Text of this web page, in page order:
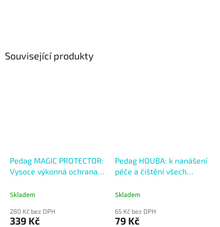
Související produkty
Pedag MAGIC PROTECTOR:
Vysoce výkonná ochrana
Skladem
280 Kč bez DPH
339 Kč
Pedag HOUBA: k nanášení
péče a čištění všech
Skladem
65 Kč bez DPH
79 Kč